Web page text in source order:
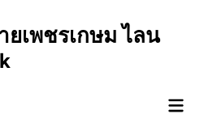
ยเพชรเกษม ไลน
Main